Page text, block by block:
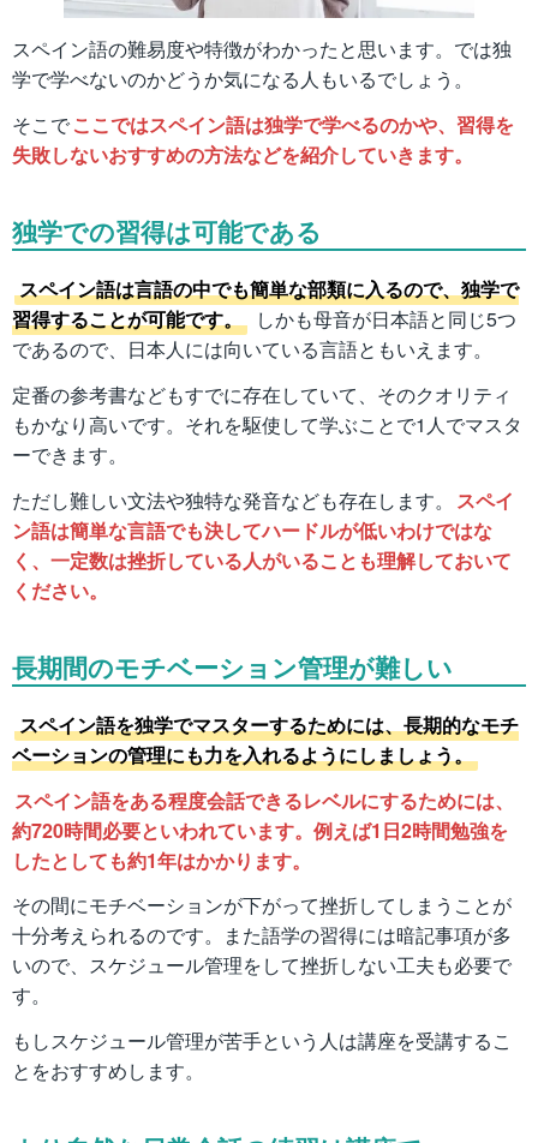
スペイン語の難易度や特徴がわかったと思います。では独
学で学べないのかどうか気になる人もいるでしょう。
そこでここではスペイン語は独学で学べるのかや、習得を
失敗しないおすすめの方法などを紹介していきます。
独学での習得は可能である
スペイン語は言語の中でも簡単な部類に入るので、独学で
習得することが可能です。
しかも母音が日本語と同じ5つ
であるので、日本人には向いている言語ともいえます。
定番の参考書などもすでに存在していて、そのクオリティ
もかなり高いです。それを駆使して学ぶことで1人でマスタ
ーできます。
ただし難しい文法や独特な発音なども存在します。
スペイ
ン語は簡単な言語でも決してハードルが低いわけではな
く、一定数は挫折している人がいることも理解しておいて
ください。
長期間のモチベーション管理が難しい
スペイン語を独学でマスターするためには、長期的なモチ
ベーションの管理にも力を入れるようにしましょう。
スペイン語をある程度会話できるレベルにするためには、
約720時間必要といわれています。例えば1日2時間勉強を
したとしても約1年はかかります。
その間にモチベーションが下がって挫折してしまうことが
十分考えられるのです。また語学の習得には暗記事項が多
いので、スケジュール管理をして挫折しない工夫も必要で
す。
もしスケジュール管理が苦手という人は講座を受講するこ
とをおすすめします。